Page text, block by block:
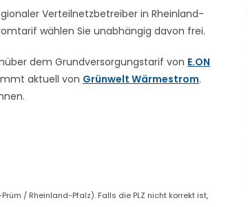
Verteilnetzbetreiber in Rheinland-
wählen Sie unabhängig davon frei.
dem Grundversorgungstarif von E.ON
aktuell von Grünwelt Wärmestrom.
/ Rheinland-Pfalz). Falls die PLZ nicht korrekt ist,